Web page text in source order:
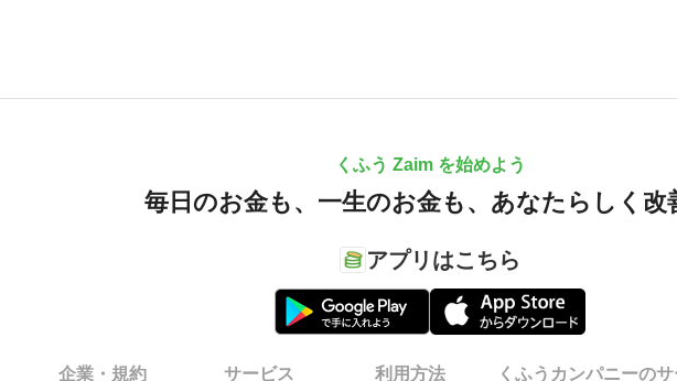
くふう Zaim を始めよう
毎日のお金も、 一生のお金も、 あなたらしく改
アプリはこちら
企業・規約 サービス 利用方法 くふうカンパニーの